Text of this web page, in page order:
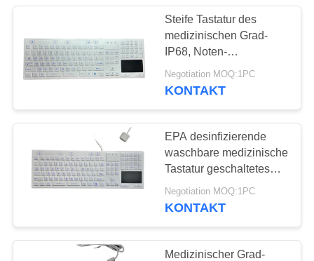
SIE
EIN Industrielle
Tastaturen mit
Trackball
Metallmechanische
Steife Tastatur des
medizinischen Grad-
IP68, Noten-
Mäusedrahtlose von
hinten beleuchtete
Negotiation MOQ:1PC
KONTAKT
EPA desinfizierende
waschbare medizinische
Tastatur geschaltetes
von hinten beleuchtetes
auf medizinischem
Negotiation MOQ:1PC
KONTAKT
Medizinischer Grad-